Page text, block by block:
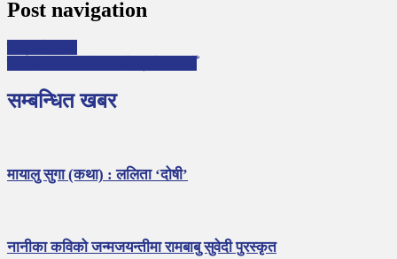
Post navigation
सम्बन्धित खबर
मायालु सुगा (कथा) : ललिता ‘दोषी’
नानीका कविको जन्मजयन्तीमा रामबाबु सुवेदी पुरस्कृत